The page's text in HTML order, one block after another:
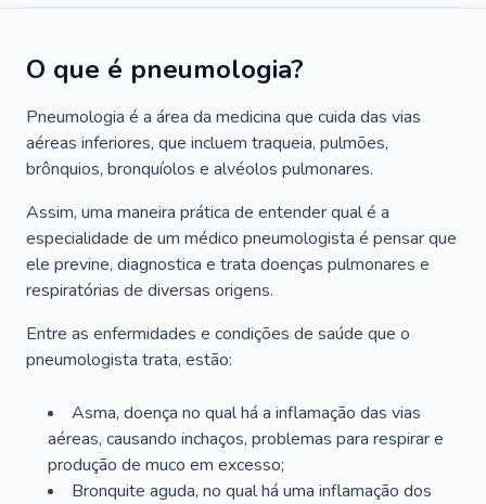
O que é pneumologia?
Pneumologia é a área da medicina que cuida das vias
aéreas inferiores, que incluem traqueia, pulmões,
brônquios, bronquíolos e alvéolos pulmonares.
Assim, uma maneira prática de entender qual é a
especialidade de um médico pneumologista é pensar que
ele previne, diagnostica e trata doenças pulmonares e
respiratórias de diversas origens.
Entre as enfermidades e condições de saúde que o
pneumologista trata, estão:
Asma, doença no qual há a inflamação das vias
aéreas, causando inchaços, problemas para respirar e
produção de muco em excesso;
Bronquite aguda, no qual há uma inflamação dos